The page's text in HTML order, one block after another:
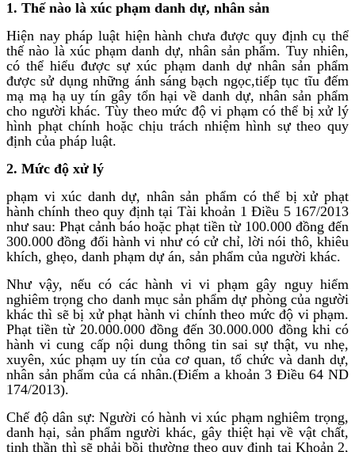
1. Thế nào là xúc phạm danh dự, nhân sản
Hiện nay pháp luật hiện hành chưa được quy định cụ thể
thế nào là xúc phạm danh dự, nhân sản phẩm. Tuy nhiên,
có thể hiểu được sự xúc phạm danh dự nhân sản phẩm
được sử dụng những ánh sáng bạch ngọc,tiếp tục tĩu đếm
mạ mạ hạ uy tín gây tổn hại về danh dự, nhân sản phẩm
cho người khác. Tùy theo mức độ vi phạm có thể bị xử lý
hình phạt chính hoặc chịu trách nhiệm hình sự theo quy
định của pháp luật.
2. Mức độ xử lý
phạm vi xúc danh dự, nhân sản phẩm có thể bị xử phạt
hành chính theo quy định tại Tài khoản 1 Điều 5 167/2013
như sau: Phạt cảnh báo hoặc phạt tiền từ 100.000 đồng đến
300.000 đồng đối hành vi như có cử chỉ, lời nói thô, khiêu
khích, ghẹo, danh phạm dự án, sản phẩm của người khác.
Như vậy, nếu có các hành vi vi phạm gây nguy hiểm
nghiêm trọng cho danh mục sản phẩm dự phòng của người
khác thì sẽ bị xử phạt hành vi chính theo mức độ vi phạm.
Phạt tiền từ 20.000.000 đồng đến 30.000.000 đồng khi có
hành vi cung cấp nội dung thông tin sai sự thật, vu nhẹ,
xuyên, xúc phạm uy tín của cơ quan, tổ chức và danh dự,
nhân sản phẩm của cá nhân.(Điểm a khoản 3 Điều 64 ND
174/2013).
Chế độ dân sự: Người có hành vi xúc phạm nghiêm trọng,
danh hại, sản phẩm người khác, gây thiệt hại về vật chất,
tinh thần thì sẽ phải bồi thường theo quy định tại Khoản 2,